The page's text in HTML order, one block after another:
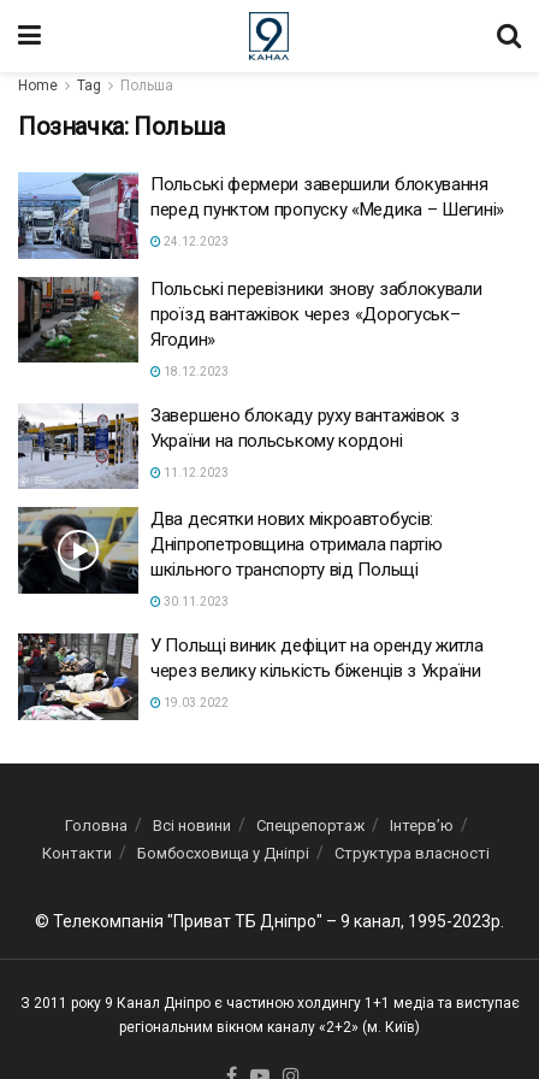
Home Tag Польша
Позначка: Польша
Польські фермери завершили блокування
перед пунктом пропуску «Медика – Шегині»
24.12.2023
Польські перевізники знову заблокували
проїзд вантажівок через «Дорогуськ–
Ягодин»
18.12.2023
Завершено блокаду руху вантажівок з
України на польському кордоні
11.12.2023
Два десятки нових мікроавтобусів:
Дніпропетровщина отримала партію
шкільного транспорту від Польщі
30.11.2023
У Польщі виник дефіцит на оренду житла
через велику кількість біженців з України
19.03.2022
Головна Всі новини Спецрепортаж
Інтерв’ю
Контакти
Бомбосховища у Дніпрі Структура власності
© Телекомпанія "Приват ТБ Дніпро" – 9 канал, 1995-2023р.
З 2011 року 9 Канал Дніпро є частиною холдингу 1+1 медіа та виступає
регіональним вікном каналу «2+2» (м. Київ)